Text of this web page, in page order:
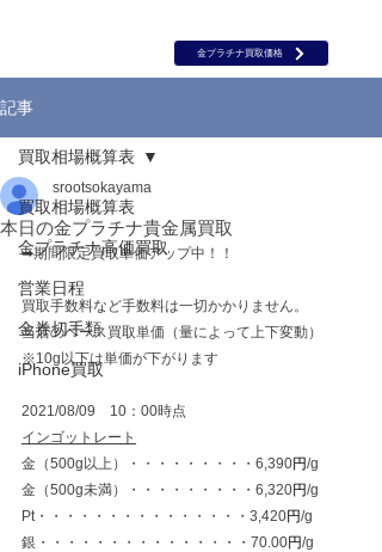
金プラチナ買取価格
記事
買取相場概算表
金プラチナ高価買取
営業日程
金券切手類
iPhone買取
買取相場概算表
本日の金プラチナ貴金属買取
srootsokayama
➡期間限定買取単価アップ中！！
買取手数料など手数料は一切かかりません。
当店のベース買取単価（量によって上下変動）
※10g以下は単価が下がります
2021/08/09　10：00時点
インゴットレート
金（500g以上）・・・・・・・・・6,390円/g
金（500g未満）・・・・・・・・・6,320円/g
Pt・・・・・・・・・・・・・・・3,420円/g
銀・・・・・・・・・・・・・・・70.00円/g